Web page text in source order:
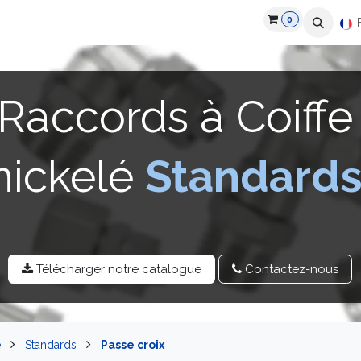
Recrutement Ressources
0
Raccords à
Télécharger notre catalo​​gue Contactez-​​nou​​s
Standards Passe croix